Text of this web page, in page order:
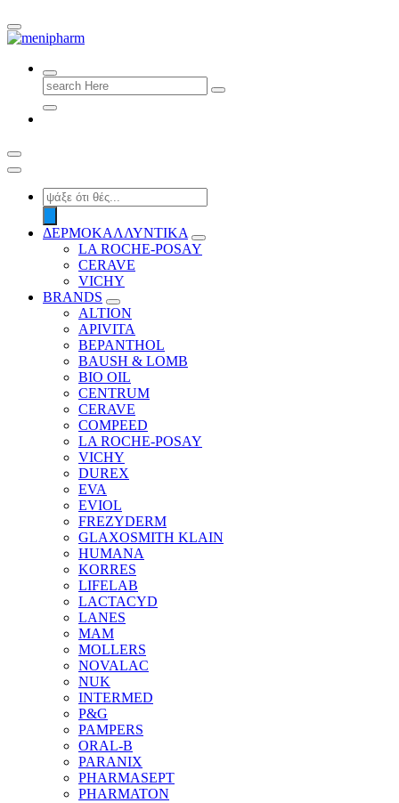
shop 2 easily
Search
for:
Products
search
ΔΕΡΜΟΚΑΛΛΥΝΤΙΚΑ
LA ROCHE-POSAY
CERAVE
VICHY
BRANDS
ALTION
APIVITA
BEPANTHOL
BAUSH & LOMB
BIO OIL
CENTRUM
CERAVE
COMPEED
LA ROCHE-POSAY
VICHY
DUREX
EVA
EVIOL
FREZYDERM
GLAXOSMITH KLAIN
HUMANA
KORRES
LIFELAB
LACTACYD
LANES
MAM
MOLLERS
NOVALAC
NUK
INTERMED
P&G
PAMPERS
ORAL-B
PARANIX
PHARMASEPT
PHARMATON